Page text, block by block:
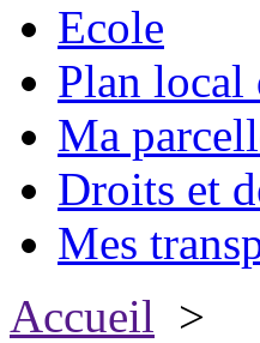
Ecole
Plan local
Ma
Droits et
Mes
Accueil >